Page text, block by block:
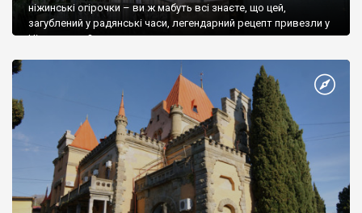
ніжинські огірочки – ви ж мабуть всі знаєте, що цей,
загублений у радянські часи, легендарний рецепт привезли у
Ніжин греки?